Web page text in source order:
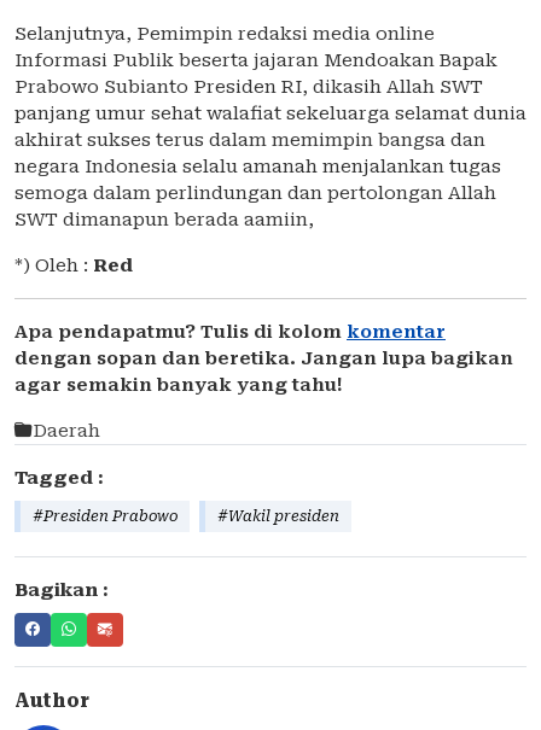
Selanjutnya, Pemimpin redaksi media online
Informasi Publik beserta jajaran Mendoakan Bapak
Prabowo Subianto Presiden RI, dikasih Allah SWT
panjang umur sehat walafiat sekeluarga selamat dunia
akhirat sukses terus dalam memimpin bangsa dan
negara Indonesia selalu amanah menjalankan tugas
semoga dalam perlindungan dan pertolongan Allah
SWT dimanapun berada aamiin,
*) Oleh : Red
Apa pendapatmu? Tulis di kolom komentar
dengan sopan dan beretika. Jangan lupa bagikan
agar semakin banyak yang tahu!
Daerah
Tagged :
#Presiden Prabowo #Wakil presiden
Bagikan :
Author